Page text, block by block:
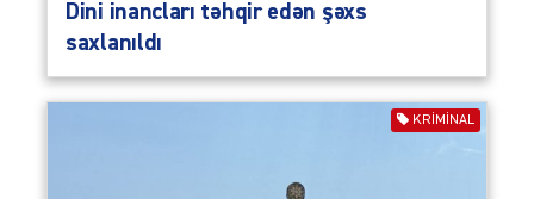
Dini inancları təhqir edən şəxs
saxlanıldı
KRIMINAL